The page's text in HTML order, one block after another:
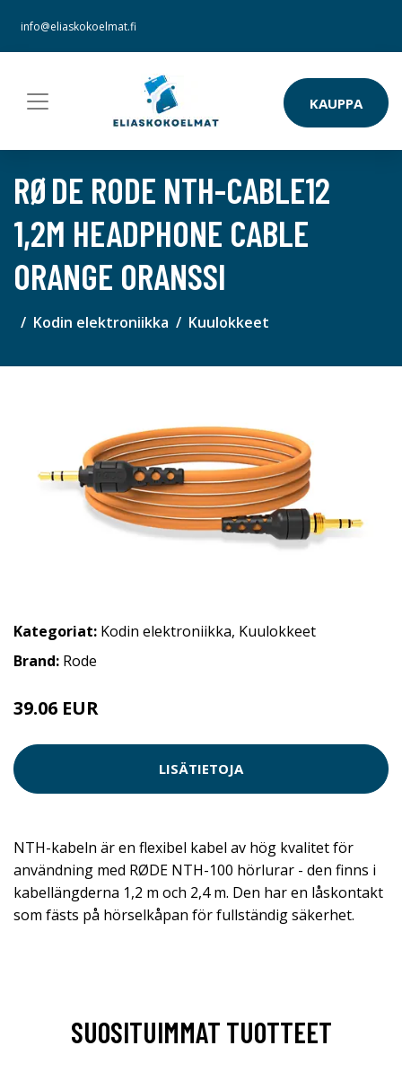
info@eliaskokoelmat.fi
KAUPPA
RØDE RODE NTH-CABLE12
1,2M HEADPHONE CABLE
ORANGE ORANSSI
Kodin elektroniikka Kuulokkeet
Kategoriat: Kodin elektroniikka, Kuulokkeet
Brand: Rode
39.06 EUR
LISÄTIETOJA
NTH-kabeln är en flexibel kabel av hög kvalitet för
användning med RØDE NTH-100 hörlurar - den finns i
kabellängderna 1,2 m och 2,4 m. Den har en låskontakt
som fästs på hörselkåpan för fullständig säkerhet.
SUOSITUIMMAT TUOTTEET